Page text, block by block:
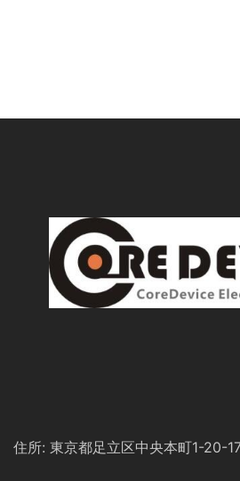
住所: 東京都足立区中央本町1-20-